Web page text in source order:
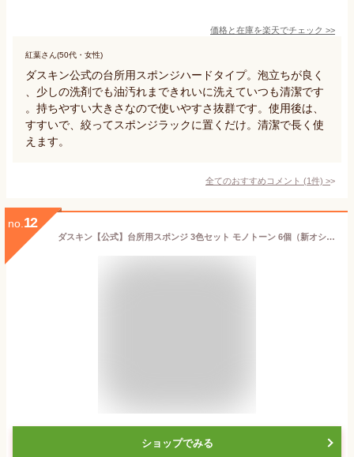
価格と在庫を楽天でチェック >>
紅葉さん(50代・女性)
ダスキン公式の台所用スポンジハードタイプ。泡立ちが良く
、少しの洗剤でも油汚れまできれいに洗えていつも清潔です
。持ちやすい大きさなので使いやすさ抜群です。使用後は、
すすいで、絞ってスポンジラックに置くだけ。清潔で長く使
えます。
全てのおすすめコメント (1件) >
no. 12
ダスキン【公式】台所用スポンジ 3色セット モノトーン 6個（新オシャレカラーセット）
ショップでみる